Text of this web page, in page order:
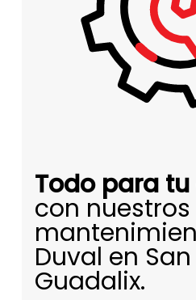
Todo para
con
Duval en
Guadalix.